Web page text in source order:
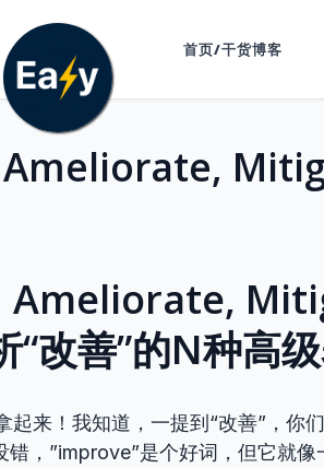
首页/干货博客
Ameliorate,
改善”的N种高
来！我知道，一提到“改善”，你
，”improve”是个好词，但它就像